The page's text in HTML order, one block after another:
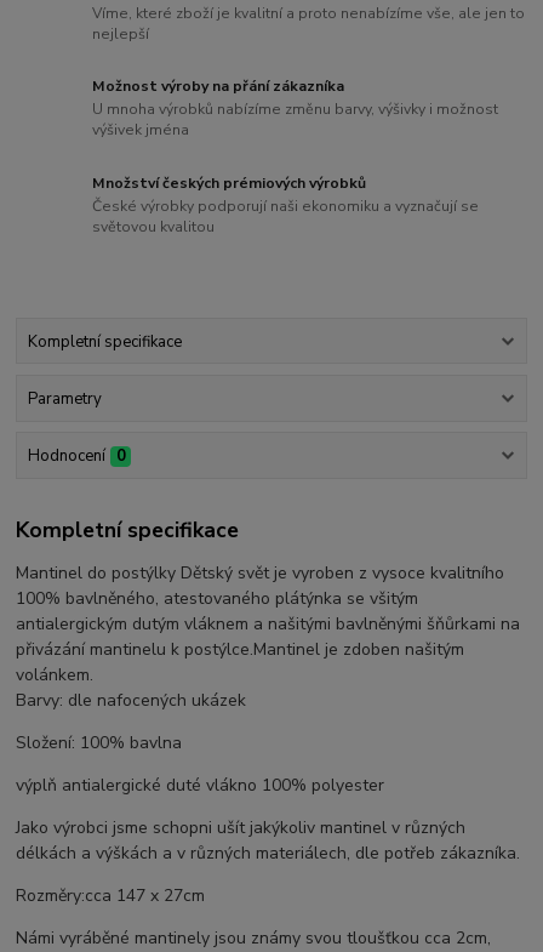
Víme, které zboží je kvalitní a proto nenabízíme vše, ale jen to
nejlepší
Možnost výroby na přání zákazníka
U mnoha výrobků nabízíme změnu barvy, výšivky i možnost
výšivek jména
Množství českých prémiových výrobků
České výrobky podporují naši ekonomiku a vyznačují se
světovou kvalitou
Kompletní specifikace
Parametry
Hodnocení 0
Kompletní specifikace
Mantinel do postýlky Dětský svět je vyroben z vysoce kvalitního
100% bavlněného, atestovaného plátýnka se všitým
antialergickým dutým vláknem a našitými bavlněnými šňůrkami na
přivázání mantinelu k postýlce.Mantinel je zdoben našitým
volánkem.
Barvy: dle nafocených ukázek
Složení: 100% bavlna
výplň antialergické duté vlákno 100% polyester
Jako výrobci jsme schopni ušít jakýkoliv mantinel v různých
délkách a výškách a v různých materiálech, dle potřeb zákazníka.
Rozměry:cca 147 x 27cm
Námi vyráběné mantinely jsou známy svou tloušťkou cca 2cm,